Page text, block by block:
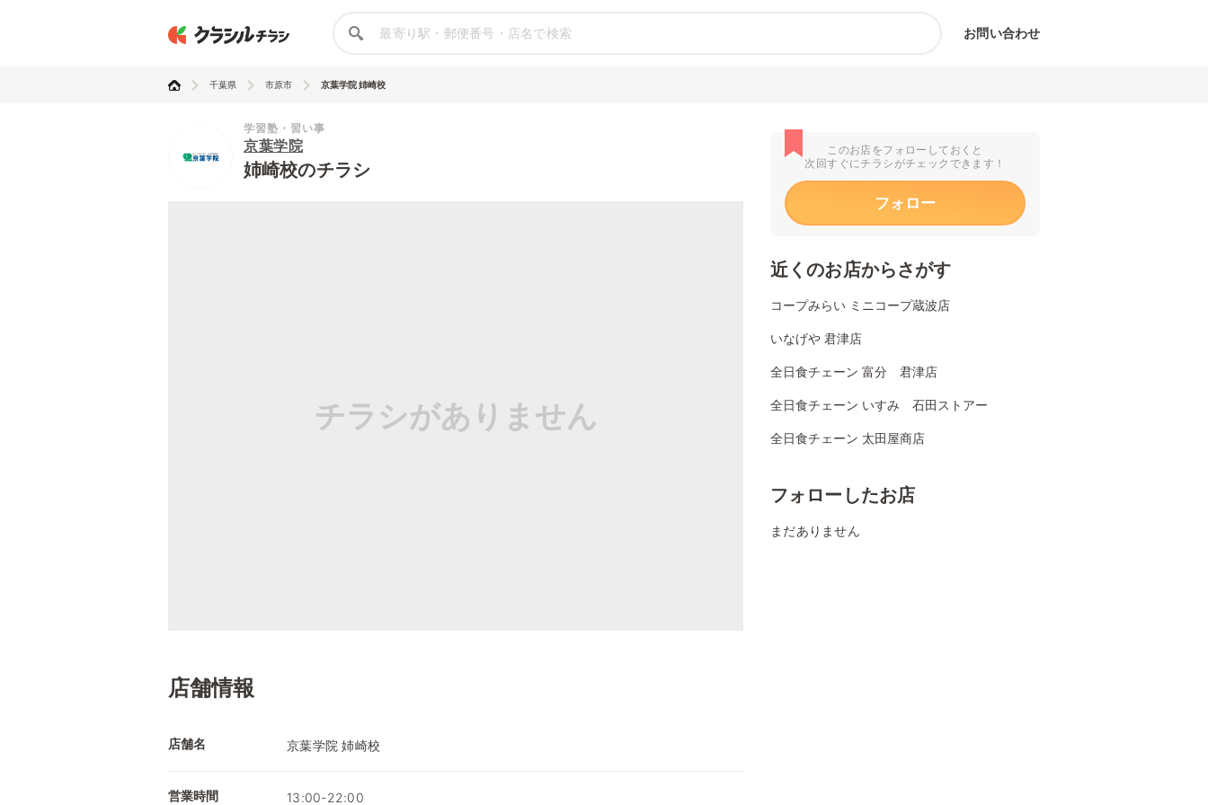
お問い合わせ
千葉県 市原市 京葉学院 姉崎校
学習塾・習い事
京葉学院
姉崎校のチラシ
チラシがありません
店舗情報
店舗名 京葉学院 姉崎校
営業時間 13:00-22:00
このお店をフォローしておくと
次回すぐにチラシがチェックできます！
フォロー
近くのお店からさがす
コープみらい ミニコープ蔵波店
いなげや 君津店
全日食チェーン 富分 君津店
全日食チェーン いすみ 石田ストアー
全日食チェーン 太田屋商店
フォローしたお店
まだありません